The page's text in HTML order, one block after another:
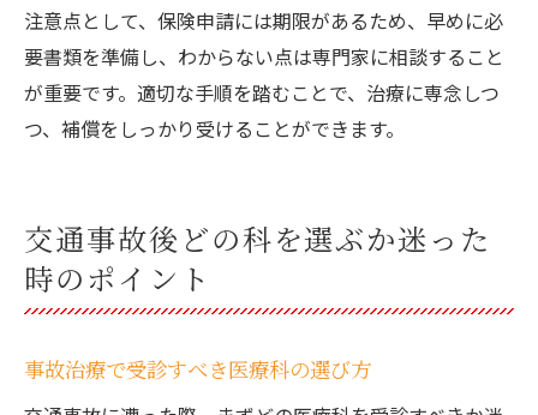
注意点として、保険申請には期限があるため、早めに必
要書類を準備し、わからない点は専門家に相談すること
が重要です。適切な手順を踏むことで、治療に専念しつ
つ、補償をしっかり受けることができます。
交通事故後どの科を選ぶか迷った
時のポイント
事故治療で受診すべき医療科の選び方